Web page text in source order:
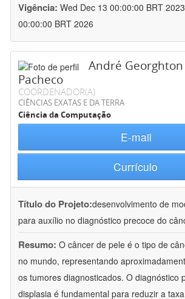
Vigência: Wed Dec 13 00:00:00 BRT
00:00:00 BRT 2026
André
Pacheco
COORDENADOR(A)
CIÊNCIAS EXATAS E DA TERRA
Ciência da Computação
E-mail
Currículo
Título do Projeto:desenvolvimento de
para auxílio no diagnóstico precoce do
Resumo: O câncer de pele é o tipo de
no mundo, representando
os tumores diagnosticados. O diagnóstico
displasia é fundamental para reduzir a